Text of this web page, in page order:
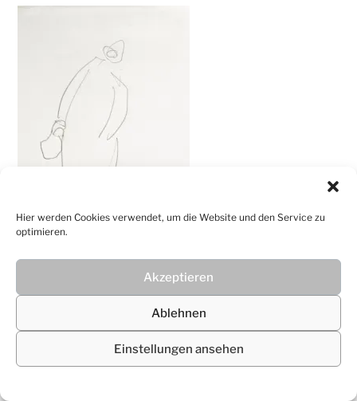
Hier werden Cookies verwendet, um die Website und den Service zu
optimieren.
Akzeptieren
Ablehnen
Einstellungen ansehen
Christiane
Lüdtke
© 2026Christiane Lüdtke